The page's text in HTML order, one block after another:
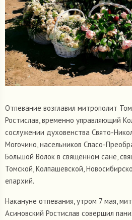
Отпевание возглавил митрополит
Ростислав, временно управляющий
сослужении духовенства Свято-
Могочино, насельников Спасо-
Большой Волок в священном сане,
Томской, Колпашевской,
епархий.
Накануне отпевания, утром 7 мая,
Асиновский Ростислав совершил